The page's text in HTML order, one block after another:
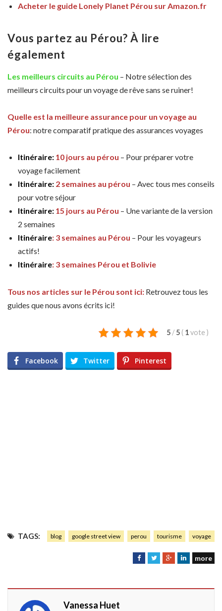
Acheter le guide Lonely Planet Pérou sur Amazon.fr
Vous partez au Pérou? À lire
également
Les meilleurs circuits au Pérou – Notre sélection des
meilleurs circuits pour un voyage de rêve sans se ruiner!
Quelle est la meilleure assurance pour un voyage au
Pérou: notre comparatif pratique des assurances voyages
Itinéraire: 10 jours au pérou – Pour préparer votre
voyage facilement
Itinéraire: 2 semaines au pérou – Avec tous mes conseils
pour votre séjour
Itinéraire: 15 jours au Pérou – Une variante de la version
2 semaines
Itinéraire: 3 semaines au Pérou – Pour les voyageurs
actifs!
Itinéraire: 3 semaines Pérou et Bolivie
Tous nos articles sur le Pérou sont ici: Retrouvez tous les
guides que nous avons écrits ici!
5 / 5 ( 1vote )
Facebook Twitter Pinterest
TAGS: blog google street view perou tourisme voyage
F
T
G
L
more
Vanessa Huet